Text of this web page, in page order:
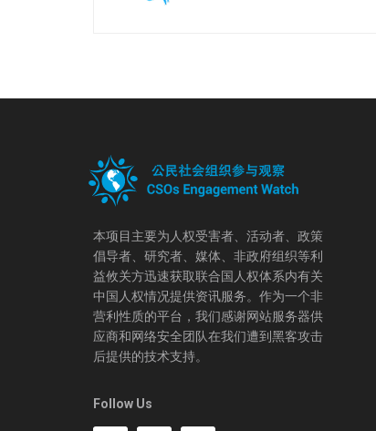
本项目主要为人权受害者、活动者、政策
倡导者、研究者、媒体、非政府组织等利
益攸关方迅速获取联合国人权体系内有关
中国人权情况提供资讯服务。作为一个非
营利性质的平台，我们感谢网站服务器供
应商和网络安全团队在我们遭到黑客攻击
后提供的技术支持。
Follow Us